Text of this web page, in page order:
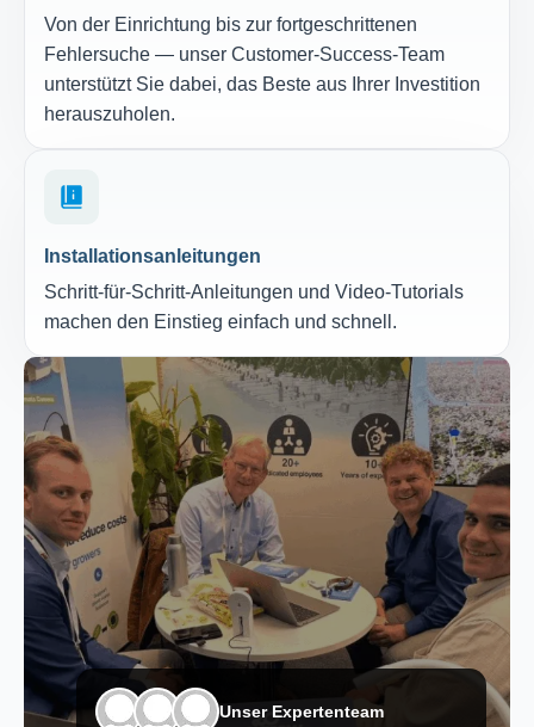
Von der Einrichtung bis zur fortgeschrittenen
Fehlersuche — unser Customer-Success-Team
unterstützt Sie dabei, das Beste aus Ihrer Investition
herauszuholen.
Installationsanleitungen
Schritt-für-Schritt-Anleitungen und Video-Tutorials
machen den Einstieg einfach und schnell.
Unser Expertenteam